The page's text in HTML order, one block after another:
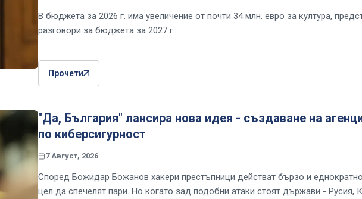
В бюджета за 2026 г. има увеличение от почти 34 млн. евро за култура,
разговори за бюджета за 2027 г.
Прочети
"Да, България" лансира нова идея - създаване на
по киберсигурност
7 Август, 2026
Според Божидар Божанов хакери престъпници действат бързо и
цел да спечелят пари. Но когато зад подобни атаки стоят държави - Русия,